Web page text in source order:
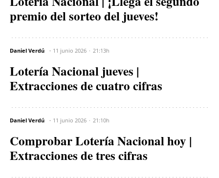
premio del sorteo del jueves!
Daniel Verdú 11 junio 2026 21:13h
Lotería Nacional jueves |
Extracciones de cuatro cifras
Daniel Verdú 11 junio 2026 21:10h
Comprobar Lotería Nacional hoy |
Extracciones de tres cifras